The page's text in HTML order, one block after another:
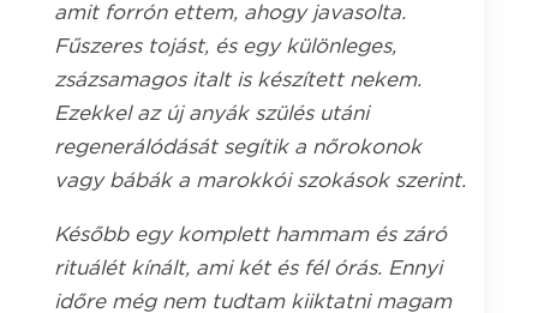
amit forrón ettem, ahogy javasolta.
Fűszeres tojást, és egy különleges,
zsázsamagos italt is készített nekem.
Ezekkel az új anyák szülés utáni
regenerálódását segítik a nőrokonok
vagy bábák a marokkói szokások szerint.
Később egy komplett hammam és záró
rituálét kínált, ami két és fél órás. Ennyi
időre még nem tudtam kiiktatni magam